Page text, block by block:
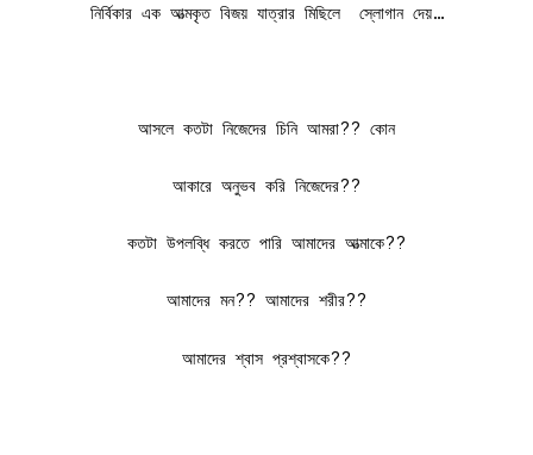
নির্বিকার এক আত্মকৃত বিজয় যাত্রার মিছিলে স্লোগান দেয়…
আসলে কতটা নিজেদের চিনি আমরা?? কোন
আকারে অনুভব করি নিজেদের??
কতটা উপলব্ধি করতে পারি আমাদের আত্মাকে??
আমাদের মন?? আমাদের শরীর??
আমাদের শ্বাস প্রশ্বাসকে??